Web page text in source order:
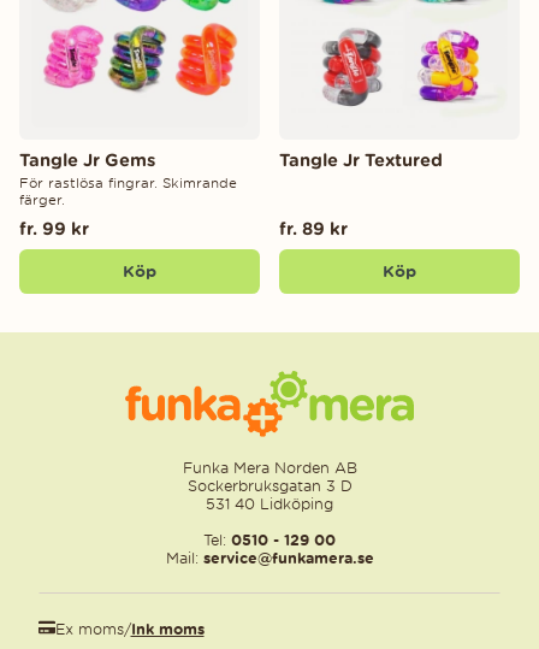
Tangle Jr Gems
För rastlösa fingrar. Skimrande
färger.
fr. 99 kr
Köp
Tangle Jr Textured
fr. 89 kr
Köp
Funka Mera Norden AB
Sockerbruksgatan 3 D
531 40 Lidköping
Tel: 0510 - 129 00
Mail: service@funkamera.se
Ex moms/Ink moms